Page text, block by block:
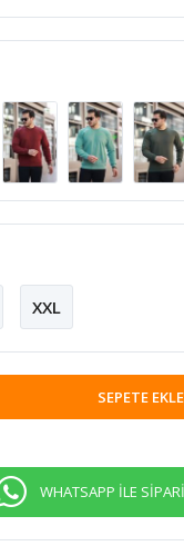
XXL
SEPETE EKLE
WHATSAPP İLE